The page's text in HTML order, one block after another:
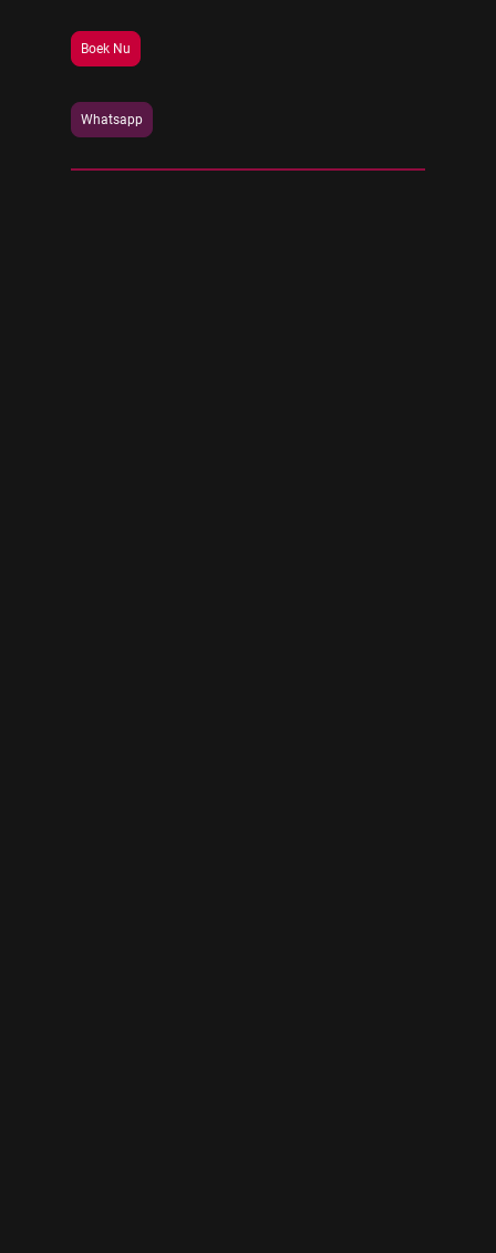
Boek Nu
Whatsapp